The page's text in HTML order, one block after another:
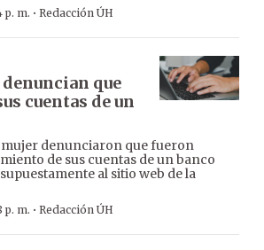
p. m. · Redacción ÚH
que
cuentas de un
denunciaron que fueron
de sus cuentas de un banco
al sitio web de la
p. m. · Redacción ÚH